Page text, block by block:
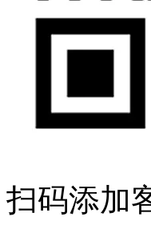
扫码添加